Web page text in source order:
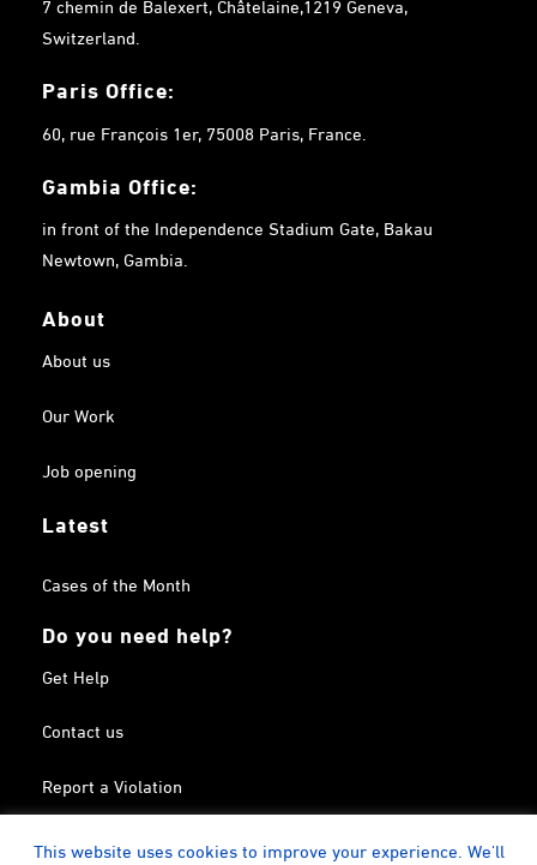
Switzerland.
Paris Office:
60, rue François 1er, 75008 Paris, France.
Gambia Office:
in front of the Independence Stadium Gate, Bakau
Newtown, Gambia.
About
About us
Our Work
Job opening
Latest
Cases of the Month
Do you need help?
Get Help
Contact us
Report a Violation
Search in the Terrorism List
This website uses cookies to improve your experience. We'll